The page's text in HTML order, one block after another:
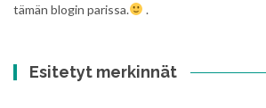
tämän blogin parissa.
.
Esitetyt merkinnät